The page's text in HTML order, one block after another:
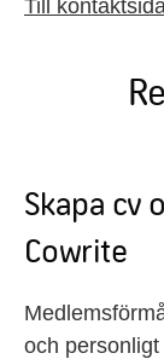
Till
Skapa cv
Cowrite
och personligt